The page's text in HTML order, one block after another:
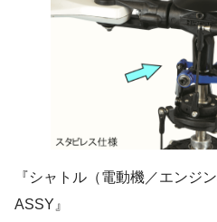
『シャトル（電動機／エンジ
ASSY』